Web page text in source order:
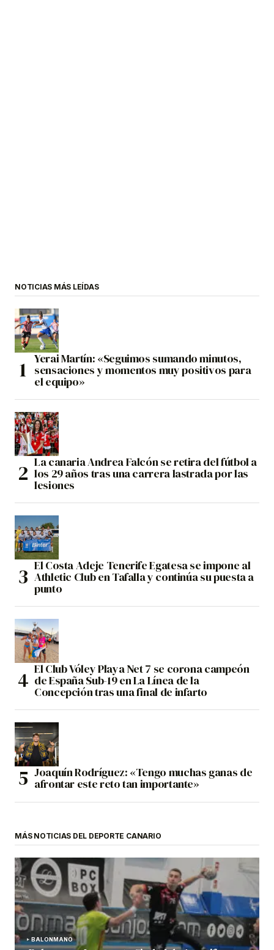
NOTICIAS MÁS LEÍDAS
Yerai Martín: «Seguimos sumando minutos,
sensaciones y momentos muy positivos para
el equipo»
La canaria Andrea Falcón se retira del fútbol a
los 29 años tras una carrera lastrada por las
lesiones
El Costa Adeje Tenerife Egatesa se impone al
Athletic Club en Tafalla y continúa su puesta a
punto
El Club Vóley Playa Net 7 se corona campeón
de España Sub-19 en La Línea de la
Concepción tras una final de infarto
Joaquín Rodríguez: «Tengo muchas ganas de
afrontar este reto tan importante»
MÁS NOTICIAS DEL DEPORTE CANARIO
BALONMANO